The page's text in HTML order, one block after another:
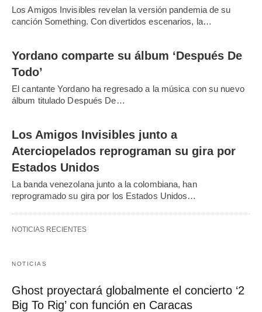
Los Amigos Invisibles revelan la versión pandemia de su
canción Something. Con divertidos escenarios, la…
Yordano comparte su álbum ‘Después De
Todo’
El cantante Yordano ha regresado a la música con su nuevo
álbum titulado Después De…
Los Amigos Invisibles junto a
Aterciopelados reprograman su gira por
Estados Unidos
La banda venezolana junto a la colombiana, han
reprogramado su gira por los Estados Unidos…
NOTICIAS RECIENTES
NOTICIAS
Ghost proyectará globalmente el concierto ‘2
Big To Rig’ con función en Caracas